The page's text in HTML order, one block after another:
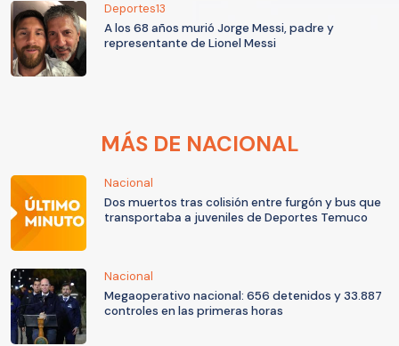
Deportes13
A los 68 años murió Jorge Messi, padre y
representante de Lionel Messi
MÁS DE NACIONAL
Nacional
Dos muertos tras colisión entre furgón y bus que
transportaba a juveniles de Deportes Temuco
Nacional
Megaoperativo nacional: 656 detenidos y 33.887
controles en las primeras horas